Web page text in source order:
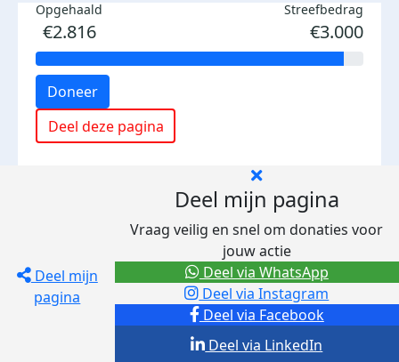
Opgehaald
€2.816
Streefbedrag
€3.000
Doneer
Deel deze pagina
Deel mijn
pagina
Deel mijn pagina
Vraag veilig en snel om donaties voor
jouw actie
Deel via Facebook
Deel via Instagram
Deel via LinkedIn
Deel via WhatsApp